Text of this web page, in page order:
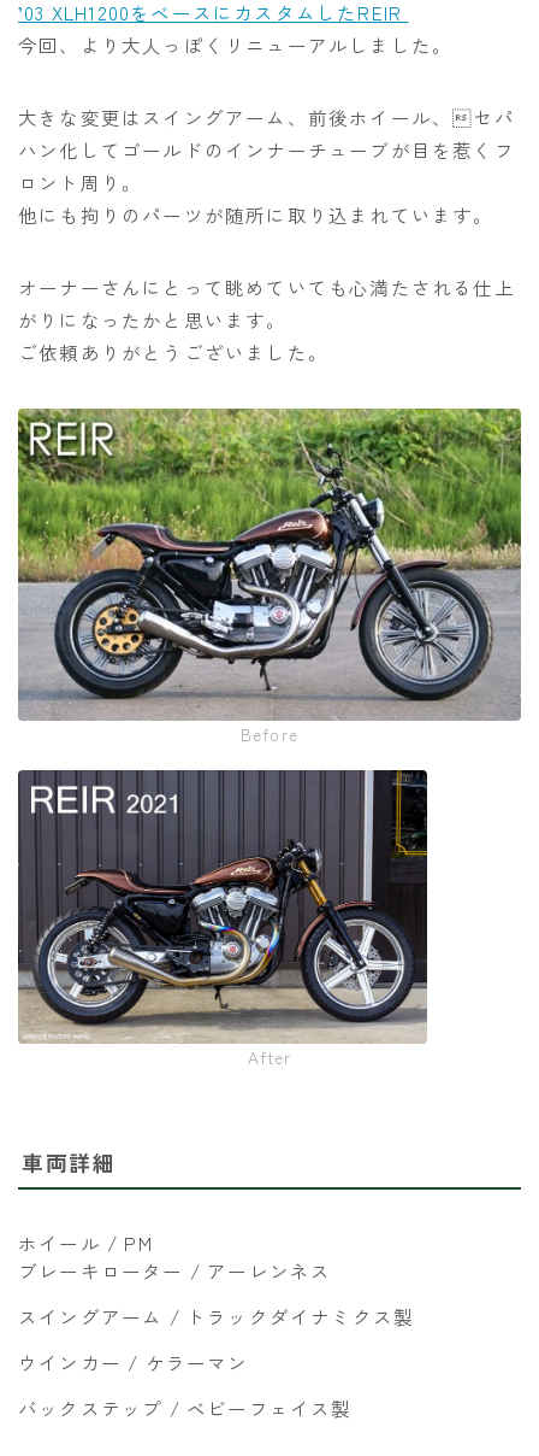
’03 XLH1200をベースにカスタムしたREIR
今回、より大人っぽくリニューアルしました。
大きな変更はスイングアーム、前後ホイール、セパ
ハン化してゴールドのインナーチューブが目を惹くフ
ロント周り。
他にも拘りのパーツが随所に取り込まれています。
オーナーさんにとって眺めていても心満たされる仕上
がりになったかと思います。
ご依頼ありがとうございました。
Before
After
車両詳細
ホイール / PM
ブレーキローター / アーレンネス
スイングアーム / トラックダイナミクス製
ウインカー / ケラーマン
バックステップ / ベビーフェイス製